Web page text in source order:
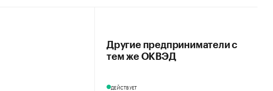
Другие предприниматели с
тем же ОКВЭД
ДЕЙСТВУЕТ